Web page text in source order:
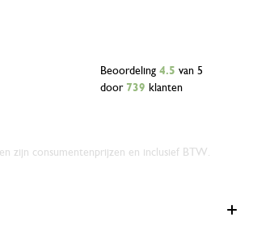
Beoordeling 4.5 van 5
door 739 klanten
zijn consumentenprijzen en inclusief BTW.